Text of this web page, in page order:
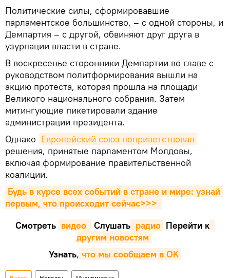
Политические силы, сформировавшие
парламентское большинство, – с одной стороны, и
Демпартия – с другой, обвиняют друг друга в
узурпации власти в стране.
В воскресенье сторонники Демпартии во главе с
руководством политформирования вышли на
акцию протеста, которая прошла на площади
Великого национального собрания. Затем
митингующие пикетировали здание
администрации президента.
Однако Европейский союз поприветствовал
решения, принятые парламентом Молдовы,
включая формирование правительственной
коалиции.
Будь в курсе всех событий в стране и мире: узнай
первым, что происходит сейчаc>>>
Смотреть видео Cлушать радио Перейти к
другим новостям
Узнать, что мы сообщаем в OK